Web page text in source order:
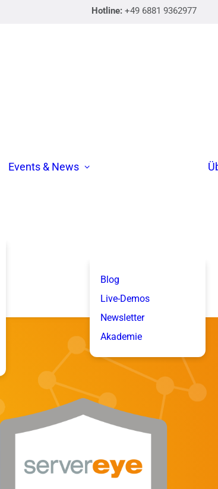
Hotline: +49 6881 9362977
Events & News
Blog
Live-Demos
Newsletter
Akademie